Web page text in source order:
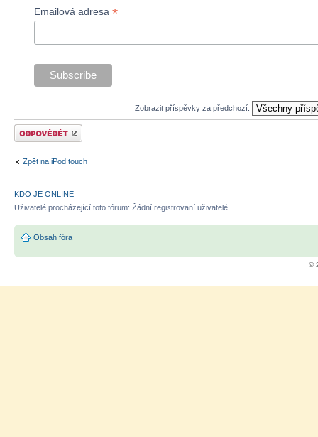
Emailová adresa*
Zobrazit příspěvky za předchozí:
Odeslat odpověď
Zpět na iPod touch
KDO JE ONLINE
Uživatelé procházející toto fórum: Žádní registrovaní uživatelé
Obsah fóra
©